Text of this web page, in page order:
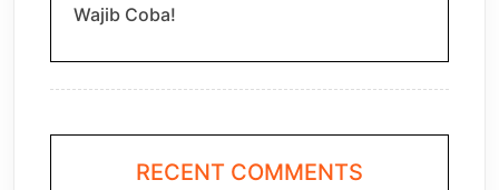
Wajib Coba!
RECENT COMMENTS